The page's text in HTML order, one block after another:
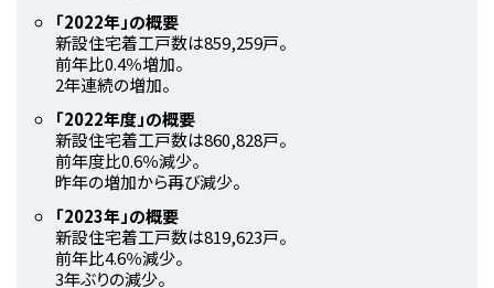
「2022年」の概要
新設住宅着工戸数は859,259戸。
前年比0.4％増加。
2年連続の増加。
「2022年度」の概要
新設住宅着工戸数は860,828戸。
前年度比0.6％減少。
昨年の増加から再び減少。
「2023年」の概要
新設住宅着工戸数は819,623戸。
前年比4.6％減少。
3年ぶりの減少。